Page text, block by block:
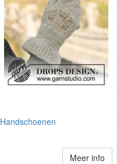
Handschoenen
Meer info